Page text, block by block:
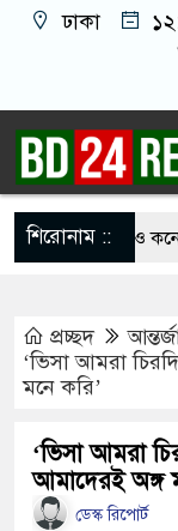
ঢাকা
শিরোনাম ::
খাবার নিয়ে বর ও
শঙ্কায় দেশজুড়ে
আ.লীগের গোপন
যুবদল সভাপতি
দায়ী থাকবে
প্রচ্ছদ
‘ভিসা আমরা
মনে করি’
‘ভিসা আমরা
আমাদেরই অঙ্গ
ডেস্ক রিপোর্ট